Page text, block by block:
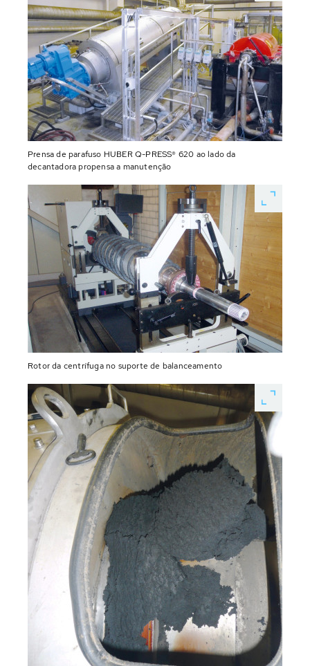
Prensa de parafuso HUBER Q-PRESS® 620 ao lado da
decantadora propensa a manutenção
Rotor da centrífuga no suporte de balanceamento